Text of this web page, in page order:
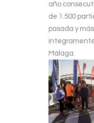
año
de 1.500
pasada y
Málaga.